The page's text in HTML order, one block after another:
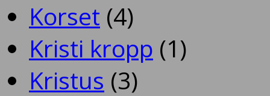
Korset (4)
Kristi kropp (1)
Kristus (3)